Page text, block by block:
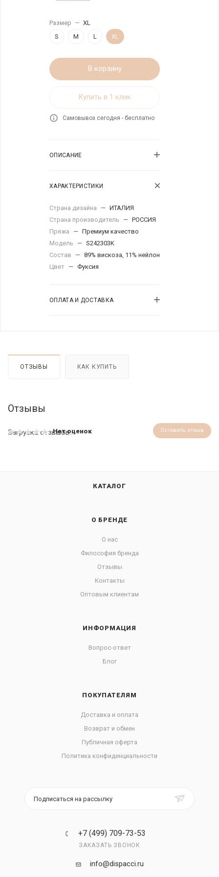
Размер — XL
S
M L XL
В корзину
Купить в 1 клик
Самовывоз сегодня - бесплатно
ОПИСАНИЕ
ХАРАКТЕРИСТИКИ
Страна дизайна — ИТАЛИЯ
Страна производитель
— РОССИЯ
Пряжа
— Премиум качество
Модель
— S242303K
Состав
— 89% вискоза, 11% нейлон
Цвет — Фуксия
ОПЛАТА И ДОСТАВКА
ОТЗЫВЫ КАК КУПИТЬ
Отзывы
Нет оценок Оставить отзыв
Загрузка отзывов...
КАТАЛОГ
О БРЕНДЕ
О нас
Философия бренда
Отзывы
Контакты
Оптовым клиентам
ИНФОРМАЦИЯ
Вопрос-ответ
Блог
ПОКУПАТЕЛЯМ
Доставка и оплата
Возврат и обмен
Публичная оферта
Политика конфиденциальности
Подписаться на рассылку
+7 (499) 709-73-53
ЗАКАЗАТЬ ЗВОНОК
info@dispacci.ru